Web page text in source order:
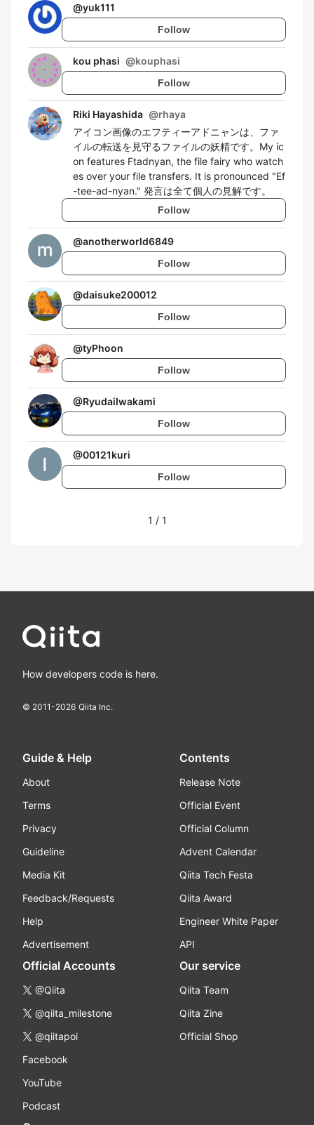
@yuk111
Follow
kou phasi @kouphasi
Follow
Riki Hayashida @rhaya
アイコン画像のエフティーアドニャンは、ファ
イルの転送を見守るファイルの妖精です。My ic
on features Ftadnyan, the file fairy who watch
es over your file transfers. It is pronounced "Ef
-tee-ad-nyan." 発言は全て個人の見解です。
Follow
@anotherworld6849
Follow
@daisuke200012
Follow
@tyPhoon
Follow
@RyudaiIwakami
Follow
@00121kuri
Follow
1 / 1
How developers code is here.
© 2011-2026 Qiita Inc.
Guide & Help
About
Terms
Privacy
Guideline
Media Kit
Feedback/Requests
Help
Advertisement
Contents
Release Note
Official Event
Official Column
Advent Calendar
Qiita Tech Festa
Qiita Award
Engineer White Paper
API
Official Accounts
@Qiita
@qiita_milestone
@qiitapoi
Facebook
YouTube
Podcast
Our service
Qiita Team
Qiita Zine
Official Shop